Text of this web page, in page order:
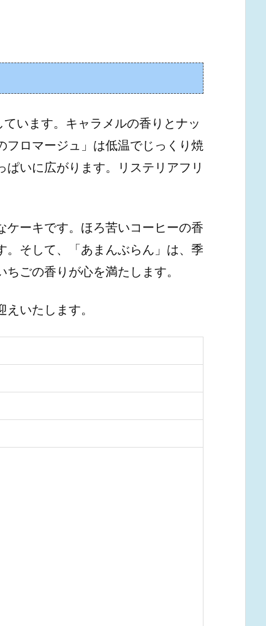
います。キャラメルの香りとナッ
フロマージュ」は低温でじっくり焼
いに広がります。リステリアフリ
ケーキです。ほろ苦いコーヒーの香
。そして、「あまんぶらん」は、季
ごの香りが心を満たします。
いたします。